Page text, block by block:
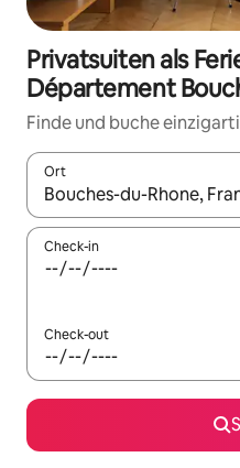
Privatsuiten als
Département
Finde und buche
Ort
Wenn Ergebnisse
Check-in
Check-out